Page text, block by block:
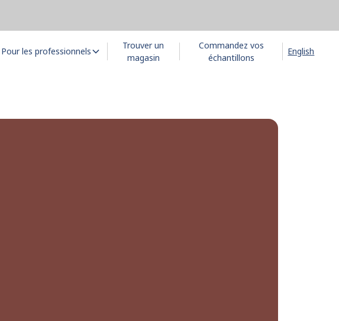
Pour les professionnels
Trouver un
magasin
Commandez vos
échantillons
English